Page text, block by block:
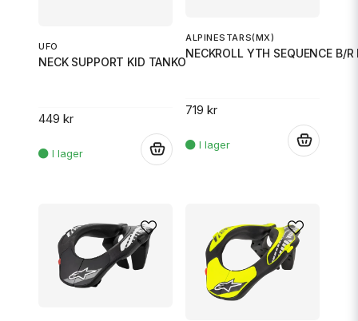
UFO
NECK SUPPORT KID TANKO
449 kr
ALPINESTARS(MX)
NECKROLL YTH SEQUENCE B/R
719 kr